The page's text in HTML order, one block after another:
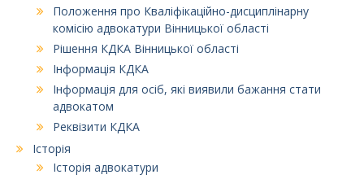
Положення про Кваліфікаційно-дисциплінарну
комісію адвокатури Вінницької області
Рішення КДКА Вінницької області
Інформація КДКА
Інформація для осіб, які виявили бажання стати
адвокатом
Реквізити КДКА
Історія
Історія адвокатури